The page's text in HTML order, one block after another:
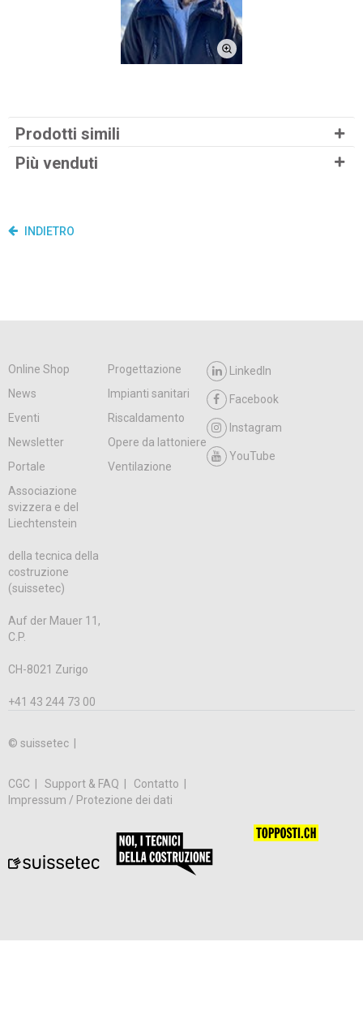
Prodotti simili
Più venduti
INDIETRO
Online Shop
Progettazione
News
Impianti sanitari
Eventi
Riscaldamento
Newsletter
Opere da lattoniere
Portale
Ventilazione
LinkedIn
Facebook
Instagram
YouTube
Associazione
svizzera e del
Liechtenstein
della tecnica della
costruzione
(suissetec)
Auf der Mauer 11,
C.P.
CH-8021 Zurigo
+41 43 244 73 00
© suissetec |
CGC Support & FAQ
Contatto
Impressum / Protezione dei dati